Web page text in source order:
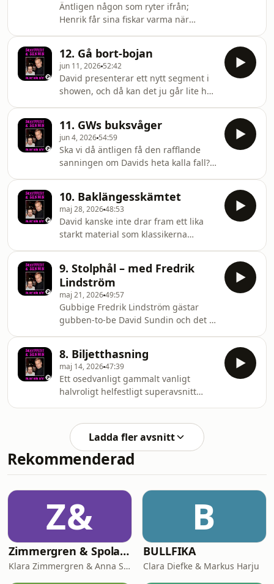
information.
Äntligen någon som ryter ifrån;
Henrik får sina fiskar varma när
som finns i det här avsnittet ÄR
verkligen nåt, en del annat NJA, men
va fan, vem är knusslig? Hosted on
Acast. See acast.com/privacy for more
information.
12. Gå bort-bojan
jun 11, 2026 52:42
David presenterar ett nytt segment i
showen, och då kan det ju går lite hur
gjort bort sig. Sen blir det några
halvbakade skämt så klart. Hosted on
Acast. See acast.com/privacy for more
information.
11. GWs buksvåger
jun 4, 2026 54:59
Ska vi då äntligen få den rafflande
sanningen om Davids heta kalla fall?
"Tänkvärt med Schyffert &amp;
Sundin", men hoppar snart upp i
sadeln igen. Hosted on Acast. See
acast.com/privacy for more
information.
10. Baklängesskämtet
maj 28, 202648:53
David kanske inte drar fram ett lika
starkt material som klassikerna
reformera hela humorbegreppet.
Henrik tar avstånd från en av 90-talets
roligaste (i varje fall då?) sketcher och
berättar sanningen om dess tillkomst.
Hosted on Acast. See
acast.com/privacy for more
information.
9. Stolphål – med Fredrik
Lindström
maj 21, 202649:57
Gubbige Fredrik Lindström gästar
gubben-to-be David Sundin och det (i
också en stor tanke som inte är
kattskit. Hosted on Acast. See
acast.com/privacy for more
information.
8. Biljetthasning
maj 14, 202647:39
Ett osedvanligt gammalt vanligt
halvroligt helfestligt superavsnitt
acast.com/privacy for more
information.Ladda fler avsnitt
Rekommenderad
Z&
Zimmergren & Spolander
Klara Zimmergren & Anna Spolander
B
BULLFIKA
Clara Diefke & Markus Harju